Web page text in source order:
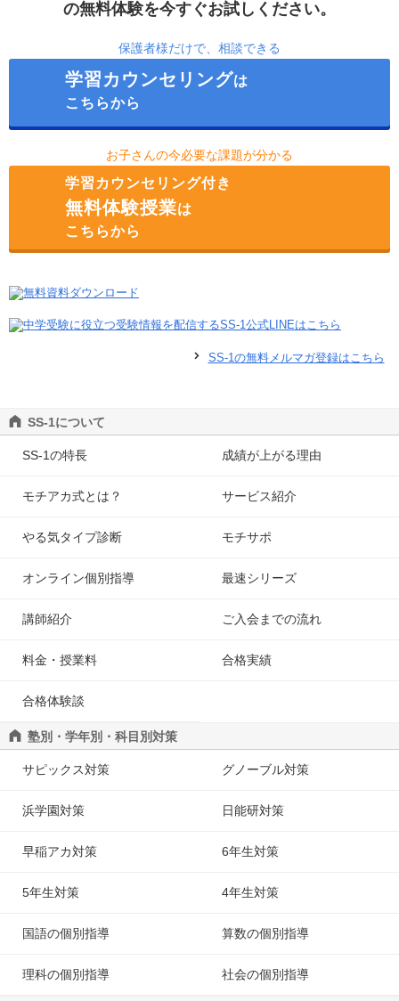
の無料体験を今すぐお試しください。
保護者様だけで、相談できる
学習カウンセリングは
こちらから
お子さんの今必要な課題が分かる
学習カウンセリング付き
無料体験授業は
こちらから
SS-1の無料メルマガ登録はこちら
SS-1について
SS-1の特長 成績が上がる理由
モチアカ式とは？ サービス紹介
やる気タイプ診断 モチサポ
オンライン個別指導 最速シリーズ
講師紹介 ご入会までの流れ
料金・授業料 合格実績
合格体験談
塾別・学年別・科目別対策
サピックス対策 グノーブル対策
浜学園対策 日能研対策
早稲アカ対策 6年生対策
5年生対策 4年生対策
国語の個別指導 算数の個別指導
理科の個別指導 社会の個別指導